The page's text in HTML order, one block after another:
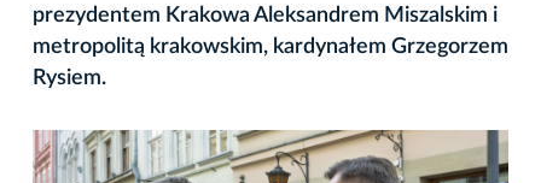
prezydentem Krakowa Aleksandrem Miszalskim i
metropolitą krakowskim, kardynałem Grzegorzem
Rysiem.